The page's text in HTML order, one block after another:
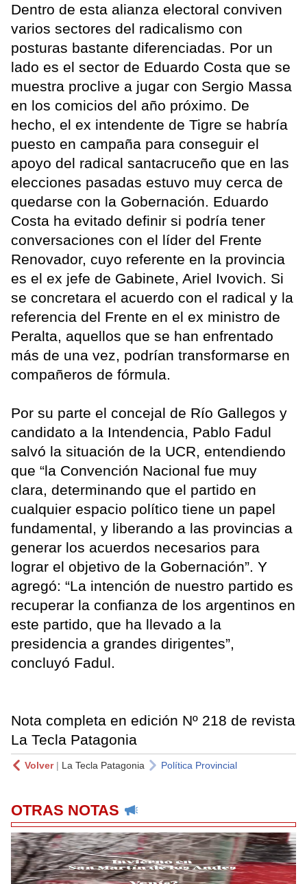
Dentro de esta alianza electoral conviven
varios sectores del radicalismo con
posturas bastante diferenciadas. Por un
lado es el sector de Eduardo Costa que se
muestra proclive a jugar con Sergio Massa
en los comicios del año próximo. De
hecho, el ex intendente de Tigre se habría
puesto en campaña para conseguir el
apoyo del radical santacruceño que en las
elecciones pasadas estuvo muy cerca de
quedarse con la Gobernación. Eduardo
Costa ha evitado definir si podría tener
conversaciones con el líder del Frente
Renovador, cuyo referente en la provincia
es el ex jefe de Gabinete, Ariel Ivovich. Si
se concretara el acuerdo con el radical y la
referencia del Frente en el ex ministro de
Peralta, aquellos que se han enfrentado
más de una vez, podrían transformarse en
compañeros de fórmula.
Por su parte el concejal de Río Gallegos y
candidato a la Intendencia, Pablo Fadul
salvó la situación de la UCR, entendiendo
que “la Convención Nacional fue muy
clara, determinando que el partido en
cualquier espacio político tiene un papel
fundamental, y liberando a las provincias a
generar los acuerdos necesarios para
lograr el objetivo de la Gobernación”. Y
agregó: “La intención de nuestro partido es
recuperar la confianza de los argentinos en
este partido, que ha llevado a la
presidencia a grandes dirigentes”,
concluyó Fadul.
Nota completa en edición Nº 218 de revista
La Tecla Patagonia
Volver| La Tecla Patagonia Política Provincial
OTRAS NOTAS